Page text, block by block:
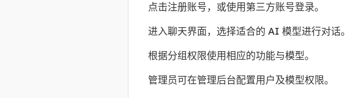
点击注册账号，或使用第三方账号登录。
进入聊天界面，选择适合的 AI 模型进行对话。
根据分组权限使用相应的功能与模型。
管理员可在管理后台配置用户及模型权限。